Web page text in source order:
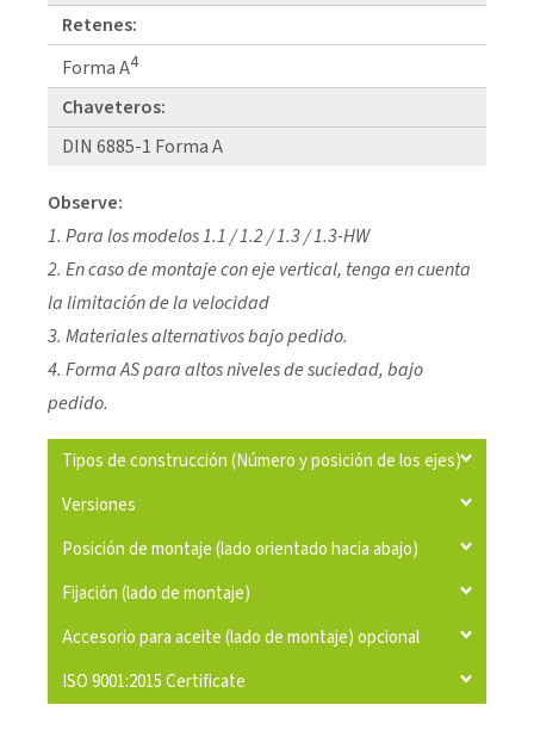
Retenes:
Forma A4
Chaveteros:
DIN 6885-1 Forma A
Observe:
1. Para los modelos 1.1 / 1.2 / 1.3 / 1.3-HW
2. En caso de montaje con eje vertical, tenga en cuenta
la limitación de la velocidad
3. Materiales alternativos bajo pedido.
4. Forma AS para altos niveles de suciedad, bajo
pedido.
Tipos de construcción (Número y posición de los ejes)
Versiones
Posición de montaje (lado orientado hacia abajo)
Fijación (lado de montaje)
Accesorio para aceite (lado de montaje) opcional
ISO 9001:2015 Certificate